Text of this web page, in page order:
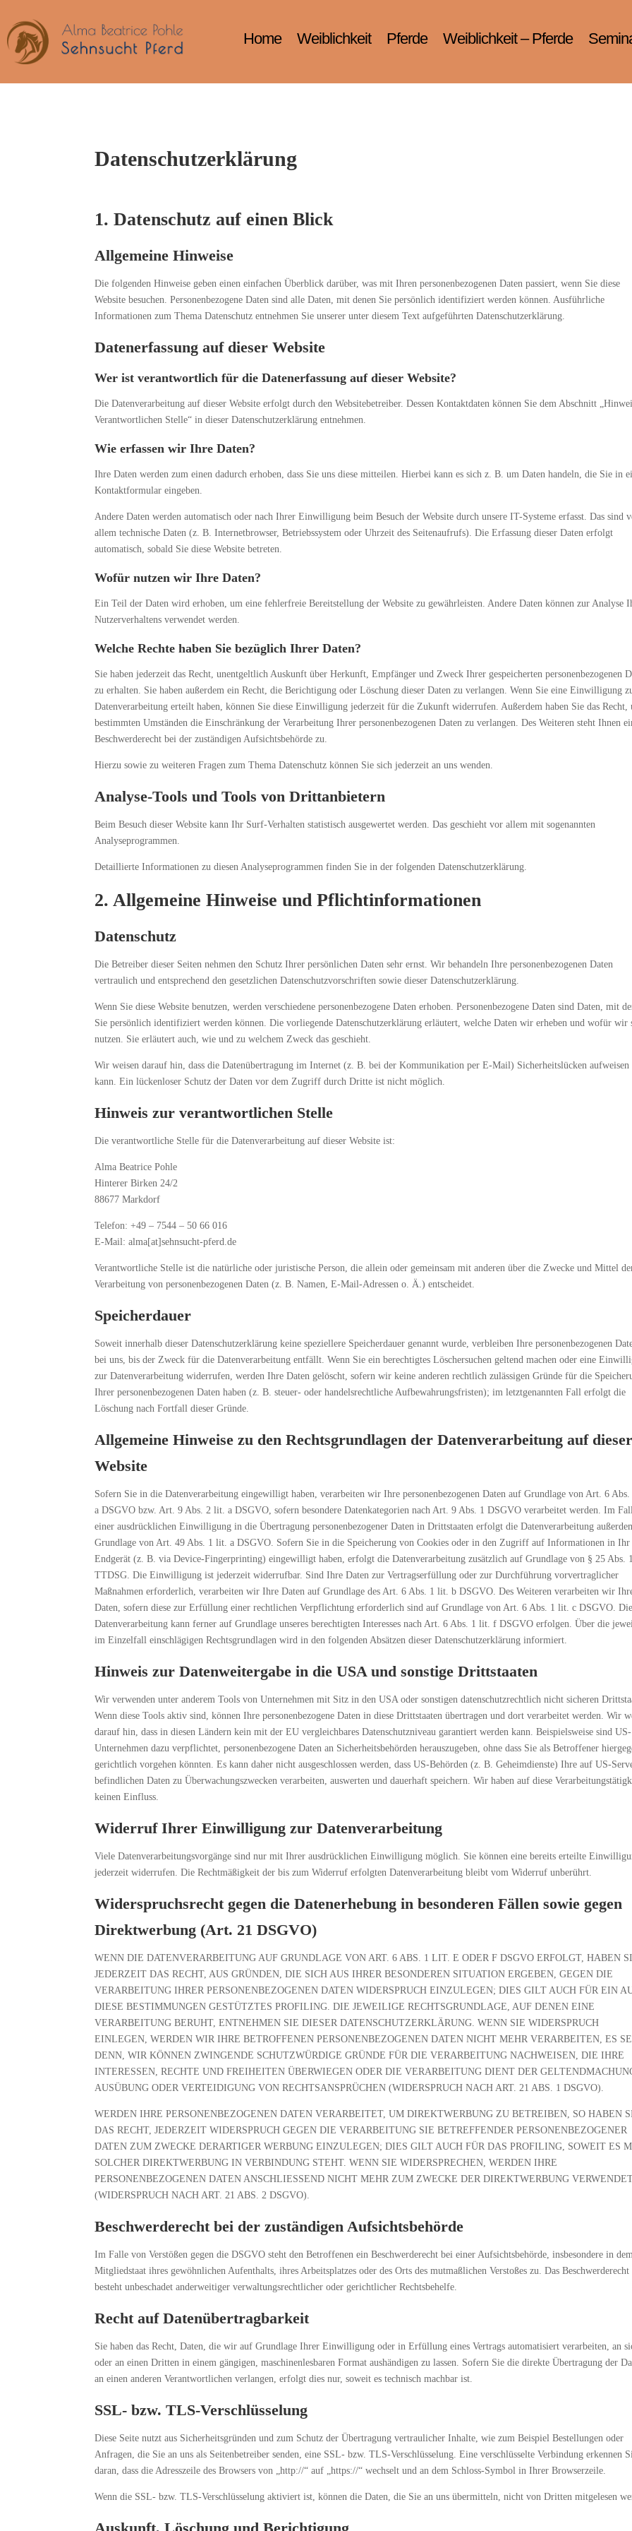
Home Weiblichkeit Pferde Weiblichkeit – Pferde
Datenschutzerklärung
1. Datenschutz auf einen Blick
Allgemeine Hinweise
Die folgenden Hinweise geben einen einfachen Überblick darüber, was mit Ihren personenbezogenen Daten passiert, wenn Sie diese
Website besuchen. Personenbezogene Daten sind alle Daten, mit denen Sie persönlich identifiziert werden können. Ausführliche
Informationen zum Thema Datenschutz entnehmen Sie unserer unter diesem Text aufgeführten Datenschutzerklärung.
Datenerfassung auf dieser Website
Wer ist verantwortlich für die Datenerfassung auf dieser Website?
Die Datenverarbeitung auf dieser Website erfolgt durch den Websitebetreiber. Dessen Kontaktdaten können Sie dem Abschnitt
Verantwortlichen Stelle“ in dieser Datenschutzerklärung entnehmen.
Wie erfassen wir Ihre Daten?
Ihre Daten werden zum einen dadurch erhoben, dass Sie uns diese mitteilen. Hierbei kann es sich z. B. um Daten handeln, die Sie in
Kontaktformular eingeben.
Andere Daten werden automatisch oder nach Ihrer Einwilligung beim Besuch der Website durch unsere IT-Systeme erfasst. Das sind
allem technische Daten (z. B. Internetbrowser, Betriebssystem oder Uhrzeit des Seitenaufrufs). Die Erfassung dieser Daten erfolgt
automatisch, sobald Sie diese Website betreten.
Wofür nutzen wir Ihre Daten?
Ein Teil der Daten wird erhoben, um eine fehlerfreie Bereitstellung der Website zu gewährleisten. Andere Daten können zur Analyse
Nutzerverhaltens verwendet werden.
Welche Rechte haben Sie bezüglich Ihrer Daten?
Sie haben jederzeit das Recht, unentgeltlich Auskunft über Herkunft, Empfänger und Zweck Ihrer gespeicherten personenbezogenen
zu erhalten. Sie haben außerdem ein Recht, die Berichtigung oder Löschung dieser Daten zu verlangen. Wenn Sie eine Einwilligung
Datenverarbeitung erteilt haben, können Sie diese Einwilligung jederzeit für die Zukunft widerrufen. Außerdem haben Sie das Recht,
bestimmten Umständen die Einschränkung der Verarbeitung Ihrer personenbezogenen Daten zu verlangen. Des Weiteren steht Ihnen
Beschwerderecht bei der zuständigen Aufsichtsbehörde zu.
Hierzu sowie zu weiteren Fragen zum Thema Datenschutz können Sie sich jederzeit an uns wenden.
Analyse-Tools und Tools von Dritt­anbietern
Beim Besuch dieser Website kann Ihr Surf-Verhalten statistisch ausgewertet werden. Das geschieht vor allem mit sogenannten
Analyseprogrammen.
Detaillierte Informationen zu diesen Analyseprogrammen finden Sie in der folgenden Datenschutzerklärung.
2. Allgemeine Hinweise und Pflicht­informationen
Datenschutz
Die Betreiber dieser Seiten nehmen den Schutz Ihrer persönlichen Daten sehr ernst. Wir behandeln Ihre personenbezogenen Daten
vertraulich und entsprechend den gesetzlichen Datenschutzvorschriften sowie dieser Datenschutzerklärung.
Wenn Sie diese Website benutzen, werden verschiedene personenbezogene Daten erhoben. Personenbezogene Daten sind Daten, mit
Sie persönlich identifiziert werden können. Die vorliegende Datenschutzerklärung erläutert, welche Daten wir erheben und wofür wir
nutzen. Sie erläutert auch, wie und zu welchem Zweck das geschieht.
Wir weisen darauf hin, dass die Datenübertragung im Internet (z. B. bei der Kommunikation per E-Mail) Sicherheitslücken aufweisen
kann. Ein lückenloser Schutz der Daten vor dem Zugriff durch Dritte ist nicht möglich.
Hinweis zur verantwortlichen Stelle
Die verantwortliche Stelle für die Datenverarbeitung auf dieser Website ist:
Alma Beatrice Pohle
Hinterer Birken 24/2
88677 Markdorf
Telefon: +49 – 7544 – 50 66 016
E-Mail: alma[at]sehnsucht-pferd.de
Verantwortliche Stelle ist die natürliche oder juristische Person, die allein oder gemeinsam mit anderen über die Zwecke und Mittel
Verarbeitung von personenbezogenen Daten (z. B. Namen, E-Mail-Adressen o. Ä.) entscheidet.
Speicherdauer
Soweit innerhalb dieser Datenschutzerklärung keine speziellere Speicherdauer genannt wurde, verbleiben Ihre personenbezogenen
bei uns, bis der Zweck für die Datenverarbeitung entfällt. Wenn Sie ein berechtigtes Löschersuchen geltend machen oder eine
zur Datenverarbeitung widerrufen, werden Ihre Daten gelöscht, sofern wir keine anderen rechtlich zulässigen Gründe für die
Ihrer personenbezogenen Daten haben (z. B. steuer- oder handelsrechtliche Aufbewahrungsfristen); im letztgenannten Fall erfolgt die
Löschung nach Fortfall dieser Gründe.
Allgemeine Hinweise zu den Rechtsgrundlagen der Datenverarbeitung auf dieser
Website
Sofern Sie in die Datenverarbeitung eingewilligt haben, verarbeiten wir Ihre personenbezogenen Daten auf Grundlage von Art. 6
a DSGVO bzw. Art. 9 Abs. 2 lit. a DSGVO, sofern besondere Datenkategorien nach Art. 9 Abs. 1 DSGVO verarbeitet werden. Im
einer ausdrücklichen Einwilligung in die Übertragung personenbezogener Daten in Drittstaaten erfolgt die Datenverarbeitung
Grundlage von Art. 49 Abs. 1 lit. a DSGVO. Sofern Sie in die Speicherung von Cookies oder in den Zugriff auf Informationen in Ihr
Endgerät (z. B. via Device-Fingerprinting) eingewilligt haben, erfolgt die Datenverarbeitung zusätzlich auf Grundlage von § 25 Abs. 1
TTDSG. Die Einwilligung ist jederzeit widerrufbar. Sind Ihre Daten zur Vertragserfüllung oder zur Durchführung vorvertraglicher
Maßnahmen erforderlich, verarbeiten wir Ihre Daten auf Grundlage des Art. 6 Abs. 1 lit. b DSGVO. Des Weiteren verarbeiten wir
Daten, sofern diese zur Erfüllung einer rechtlichen Verpflichtung erforderlich sind auf Grundlage von Art. 6 Abs. 1 lit. c DSGVO. Die
Datenverarbeitung kann ferner auf Grundlage unseres berechtigten Interesses nach Art. 6 Abs. 1 lit. f DSGVO erfolgen. Über die
im Einzelfall einschlägigen Rechtsgrundlagen wird in den folgenden Absätzen dieser Datenschutzerklärung informiert.
Hinweis zur Datenweitergabe in die USA und sonstige Drittstaaten
Wir verwenden unter anderem Tools von Unternehmen mit Sitz in den USA oder sonstigen datenschutzrechtlich nicht sicheren
Wenn diese Tools aktiv sind, können Ihre personenbezogene Daten in diese Drittstaaten übertragen und dort verarbeitet werden. Wir
darauf hin, dass in diesen Ländern kein mit der EU vergleichbares Datenschutzniveau garantiert werden kann. Beispielsweise sind US-
Unternehmen dazu verpflichtet, personenbezogene Daten an Sicherheitsbehörden herauszugeben, ohne dass Sie als Betroffener
gerichtlich vorgehen könnten. Es kann daher nicht ausgeschlossen werden, dass US-Behörden (z. B. Geheimdienste) Ihre auf US-
befindlichen Daten zu Überwachungszwecken verarbeiten, auswerten und dauerhaft speichern. Wir haben auf diese
keinen Einfluss.
Widerruf Ihrer Einwilligung zur Datenverarbeitung
Viele Datenverarbeitungsvorgänge sind nur mit Ihrer ausdrücklichen Einwilligung möglich. Sie können eine bereits erteilte
jederzeit widerrufen. Die Rechtmäßigkeit der bis zum Widerruf erfolgten Datenverarbeitung bleibt vom Widerruf unberührt.
Widerspruchsrecht gegen die Datenerhebung in besonderen Fällen sowie gegen
Direktwerbung (Art. 21 DSGVO)
WENN DIE DATENVERARBEITUNG AUF GRUNDLAGE VON ART. 6 ABS. 1 LIT. E ODER F DSGVO ERFOLGT, HABEN
JEDERZEIT DAS RECHT, AUS GRÜNDEN, DIE SICH AUS IHRER BESONDEREN SITUATION ERGEBEN, GEGEN DIE
VERARBEITUNG IHRER PERSONENBEZOGENEN DATEN WIDERSPRUCH EINZULEGEN; DIES GILT AUCH FÜR EIN
DIESE BESTIMMUNGEN GESTÜTZTES PROFILING. DIE JEWEILIGE RECHTSGRUNDLAGE, AUF DENEN EINE
VERARBEITUNG BERUHT, ENTNEHMEN SIE DIESER DATENSCHUTZERKLÄRUNG. WENN SIE WIDERSPRUCH
EINLEGEN, WERDEN WIR IHRE BETROFFENEN PERSONENBEZOGENEN DATEN NICHT MEHR VERARBEITEN, ES
DENN, WIR KÖNNEN ZWINGENDE SCHUTZWÜRDIGE GRÜNDE FÜR DIE VERARBEITUNG NACHWEISEN, DIE IHRE
INTERESSEN, RECHTE UND FREIHEITEN ÜBERWIEGEN ODER DIE VERARBEITUNG DIENT DER
AUSÜBUNG ODER VERTEIDIGUNG VON RECHTSANSPRÜCHEN (WIDERSPRUCH NACH ART. 21 ABS. 1 DSGVO).
WERDEN IHRE PERSONENBEZOGENEN DATEN VERARBEITET, UM DIREKTWERBUNG ZU BETREIBEN, SO HABEN
DAS RECHT, JEDERZEIT WIDERSPRUCH GEGEN DIE VERARBEITUNG SIE BETREFFENDER PERSONENBEZOGENER
DATEN ZUM ZWECKE DERARTIGER WERBUNG EINZULEGEN; DIES GILT AUCH FÜR DAS PROFILING, SOWEIT ES
SOLCHER DIREKTWERBUNG IN VERBINDUNG STEHT. WENN SIE WIDERSPRECHEN, WERDEN IHRE
PERSONENBEZOGENEN DATEN ANSCHLIESSEND NICHT MEHR ZUM ZWECKE DER DIREKTWERBUNG
(WIDERSPRUCH NACH ART. 21 ABS. 2 DSGVO).
Beschwerde­recht bei der zuständigen Aufsichts­behörde
Im Falle von Verstößen gegen die DSGVO steht den Betroffenen ein Beschwerderecht bei einer Aufsichtsbehörde, insbesondere in
Mitgliedstaat ihres gewöhnlichen Aufenthalts, ihres Arbeitsplatzes oder des Orts des mutmaßlichen Verstoßes zu. Das Beschwerderecht
besteht unbeschadet anderweitiger verwaltungsrechtlicher oder gerichtlicher Rechtsbehelfe.
Recht auf Daten­übertrag­barkeit
Sie haben das Recht, Daten, die wir auf Grundlage Ihrer Einwilligung oder in Erfüllung eines Vertrags automatisiert verarbeiten, an
oder an einen Dritten in einem gängigen, maschinenlesbaren Format aushändigen zu lassen. Sofern Sie die direkte Übertragung der
an einen anderen Verantwortlichen verlangen, erfolgt dies nur, soweit es technisch machbar ist.
SSL- bzw. TLS-Verschlüsselung
Diese Seite nutzt aus Sicherheitsgründen und zum Schutz der Übertragung vertraulicher Inhalte, wie zum Beispiel Bestellungen oder
Anfragen, die Sie an uns als Seitenbetreiber senden, eine SSL- bzw. TLS-Verschlüsselung. Eine verschlüsselte Verbindung erkennen
daran, dass die Adresszeile des Browsers von „http://“ auf „https://“ wechselt und an dem Schloss-Symbol in Ihrer Browserzeile.
Wenn die SSL- bzw. TLS-Verschlüsselung aktiviert ist, können die Daten, die Sie an uns übermitteln, nicht von Dritten mitgelesen